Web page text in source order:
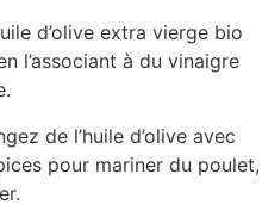
d’olive extra vierge bio
l’associant à du vinaigre
de l’huile d’olive avec
pour mariner du poulet,